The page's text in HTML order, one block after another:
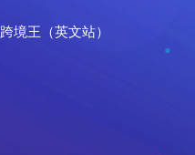
跨境王（英文站）